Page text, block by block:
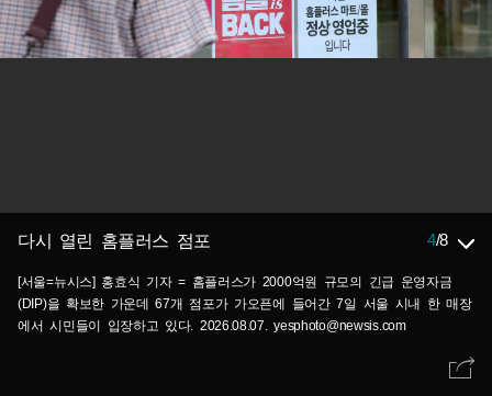
다시 열린 홈플러스 점포 4/8
[서울=뉴시스] 홍효식 기자 = 홈플러스가 2000억원 규모의 긴급 운영자금
(DIP)을 확보한 가운데 67개 점포가 가오픈에 들어간 7일 서울 시내 한 매장
에서 시민들이 입장하고 있다. 2026.08.07. yesphoto@newsis.com